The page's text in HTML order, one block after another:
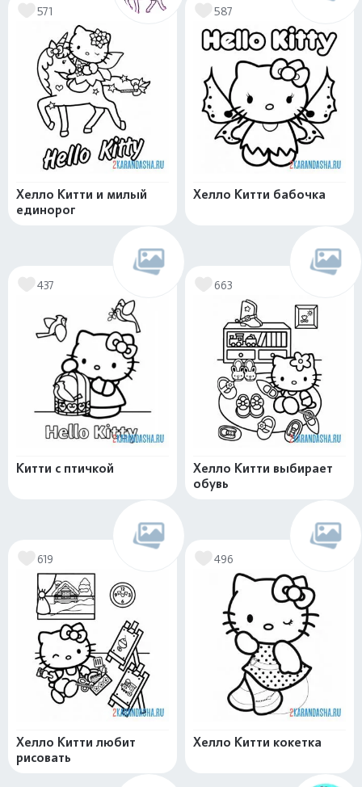
571
Хелло Китти и милый
единорог
587
Хелло Китти бабочка
437
Китти с птичкой
663
Хелло Китти выбирает
обувь
619
Хелло Китти любит
рисовать
496
Хелло Китти кокетка